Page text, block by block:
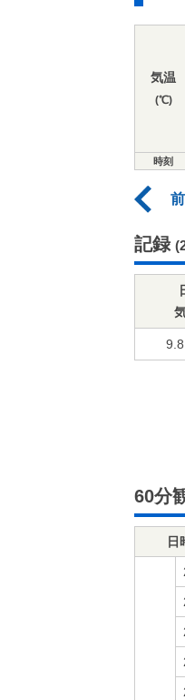
気温
(℃)
時刻
記録
60分
日